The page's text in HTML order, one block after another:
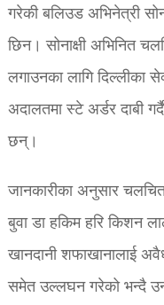
गरेकी बलिउड अभिनेत्री
छिन। सोनाक्षी अभिनित
लगाउनका लागि दिल्लीका
अदालतमा स्टे अर्डर दाबी
छन्।
जानकारीका अनुसार
बुवा डा हकिम हरि किशन
खानदानी शफाखानालाई
समेत उल्लघन गरेको भन्दै